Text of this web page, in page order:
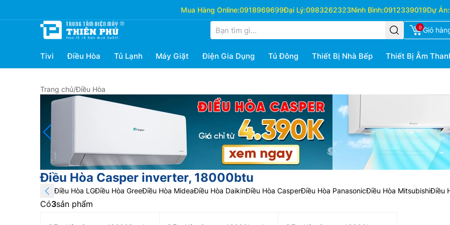
Mua Hàng Online:0918969699Đại Lý:0983262323Ninh Bình:0912339019Dự Án:
0 Giỏ
Tivi Điều Hòa Tủ Lạnh Máy Giặt Điện Gia Dụng Tủ Đông Thiết Bị Nhà Bếp Thiết Bị Âm
Trang chủ/Điều Hòa
Điều Hòa Casper inverter, 18000btu
Điều Hòa LGĐiều Hòa GreeĐiều Hòa MideaĐiều Hòa DaikinĐiều Hòa CasperĐiều Hòa PanasonicĐiều Hòa MitsubishiĐiều
Có3sản phẩm